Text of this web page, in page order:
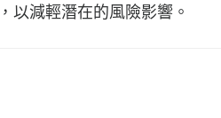
以減輕潛在的風險影響。